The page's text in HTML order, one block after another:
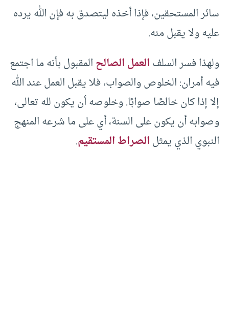
سائر المستحقين، فإذا أخذه ليتصدق به فإن الله يرده
عليه ولا يقبل منه.
ولهذا فسر السلفالعمل الصالحالمقبول بأنه ما اجتمع
فيه أمران: الخلوص والصواب، فلا يقبل العمل عند الله
إلا إذا كان خالصًا صوابًا. وخلوصه أن يكون لله تعالى،
وصوابه أن يكون على السنة، أي على ما شرعه المنهج
النبوي الذي يمثلالصراط المستقيم.